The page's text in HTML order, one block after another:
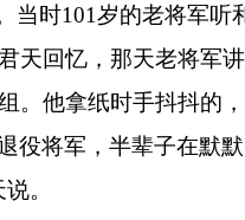
当时101岁的老将军听
天回忆，那天老将军
。他拿纸时手抖抖的
役将军，半辈子在默
。